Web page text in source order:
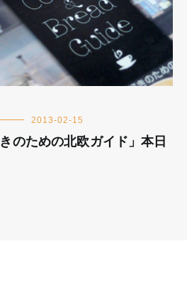
2013-02-15
のための北欧ガイド」本日